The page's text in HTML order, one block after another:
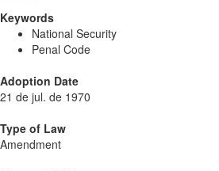
Keywords
National Security
Penal Code
Adoption Date
21 de jul. de 1970
Type of Law
Amendment